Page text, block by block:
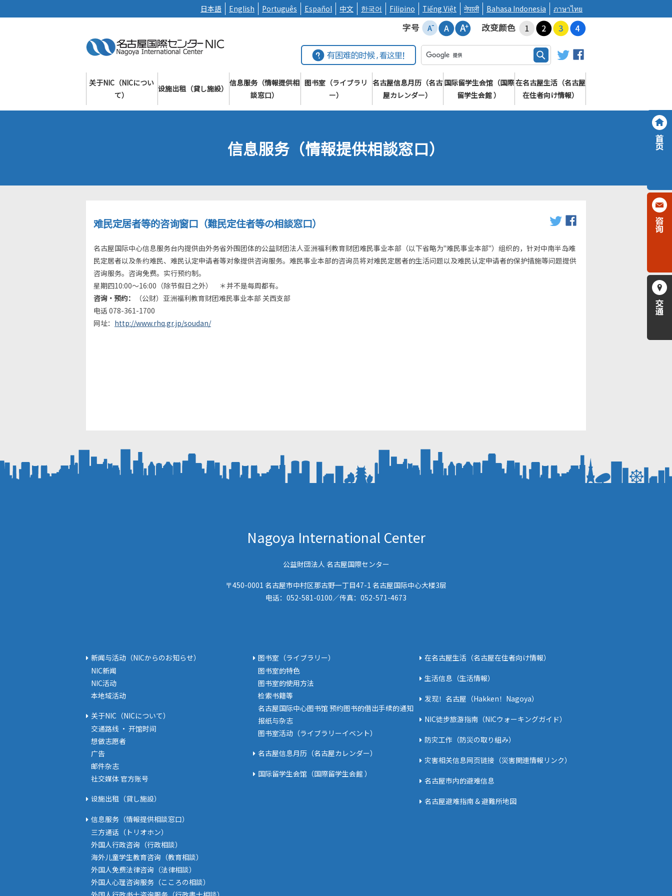
日本語 English Português Español 中文 한국어 Filipino Tiếng Việt नेपाली Bahasa Indonesia ภาษาไทย
改变颜色
字号
关于NIC（NICについ
て）
设施出租（貸し施設）
信息服务（情報提供相
談窓口）
图书室（ライブラリ
ー）
名古屋信息月历（名古
屋カレンダー）
国际留学生会馆（国際
留学生会館 ）
在名古屋生活（名古屋
在住者向け情報）
信息服务（情報提供相談窓口）
难民定居者等的咨询窗口（難民定住者等の相談窓口）
名古屋国际中心信息服务台内提供由外务省外围团体的公益财团法人亚洲福利教育财团难民事业本部（以下省略为"难民事业本部"）组织的，针对中南半岛难
民定居者以及条约难民、难民认定申请者等对象提供咨询服务。难民事业本部的咨询员将对难民定居者的生活问题以及难民认定申请者的保护措施等问题提供
咨询服务。咨询免费。实行预约制。
星期四10:00～16:00（除节假日之外） ＊并不是每周都有。
咨询・预约：
（公财）亚洲福利教育财团难民事业本部 关西支部
电话 078-361-1700
网址： http://www.rhq.gr.jp/soudan/
Nagoya International Center
公益財団法人 名古屋国際センター
〒450-0001 名古屋市中村区那古野一丁目47-1 名古屋国际中心大楼3层
电话： 052-581-0100／传真： 052-571-4673
新闻与活动（NICからのお知らせ）
NIC新闻
NIC活动
本地域活动
关于NIC（NICについて）
交通路线 · 开馆时间
想做志愿者
广告
邮件杂志
社交媒体 官方账号
设施出租（貸し施設）
信息服务（情報提供相談窓口）
三方通话（トリオホン）
外国人行政咨询（行政相談）
海外儿童学生教育咨询（教育相談）
外国人免费法律咨询（法律相談）
外国人心理咨询服务（こころの相談）
图书室（ライブラリー）
图书室的特色
图书室的使用方法
检索书籍等
名古屋国际中心图书馆 预约图书的借出手续的通知
报纸与杂志
图书室活动（ライブラリーイベント）
名古屋信息月历（名古屋カレンダー）
国际留学生会馆（国際留学生会館 ）
在名古屋生活（名古屋在住者向け情報）
生活信息（生活情報）
发现！名古屋（Hakken！Nagoya）
NIC徒步旅游指南（NICウォーキングガイド）
防灾工作（防災の取り組み）
灾害相关信息网页链接（災害関連情報リンク）
名古屋市内的避难信息
名古屋避难指南 & 避難所地図